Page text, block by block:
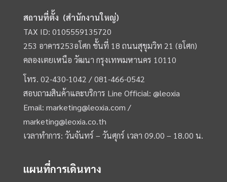
สถานที่ตั้ง (สำนักงานใหญ่)
TAX ID: 0105559135720
253 อาคาร253อโศก ชั้นที่ 18 ถนนสุขุมวิท 21 (อโศก)
คลองเตยเหนือ วัฒนา กรุงเทพมหานคร 10110
โทร.02-430-1042 /081-466-0542
สอบถามสินค้าและบริการ Line Official:@leoxia
Email:marketing@leoxia.com /
marketing@leoxia.co.th
เวลาทำการ: วันจันทร์ – วันศุกร์ เวลา 09.00 – 18.00 น.
แผนที่การเดินทาง